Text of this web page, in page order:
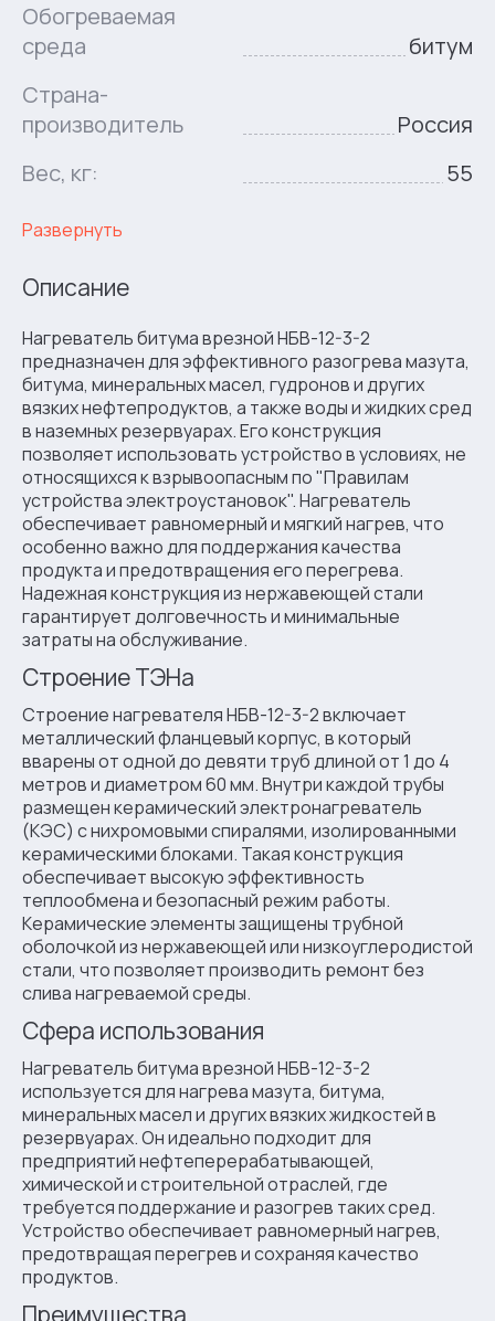
Обогреваемая
среда
битум
Страна-
производитель
Россия
Вес, кг:
55
Развернуть
Описание
Нагреватель битума врезной НБВ-12-3-2
предназначен для эффективного разогрева мазута,
битума, минеральных масел, гудронов и других
вязких нефтепродуктов, а также воды и жидких сред
в наземных резервуарах. Его конструкция
позволяет использовать устройство в условиях, не
относящихся к взрывоопасным по "Правилам
устройства электроустановок". Нагреватель
обеспечивает равномерный и мягкий нагрев, что
особенно важно для поддержания качества
продукта и предотвращения его перегрева.
Надежная конструкция из нержавеющей стали
гарантирует долговечность и минимальные
затраты на обслуживание.
Строение ТЭНа
Строение нагревателя НБВ-12-3-2 включает
металлический фланцевый корпус, в который
вварены от одной до девяти труб длиной от 1 до 4
метров и диаметром 60 мм. Внутри каждой трубы
размещен керамический электронагреватель
(КЭС) с нихромовыми спиралями, изолированными
керамическими блоками. Такая конструкция
обеспечивает высокую эффективность
теплообмена и безопасный режим работы.
Керамические элементы защищены трубной
оболочкой из нержавеющей или низкоуглеродистой
стали, что позволяет производить ремонт без
слива нагреваемой среды.
Сфера использования
Нагреватель битума врезной НБВ-12-3-2
используется для нагрева мазута, битума,
минеральных масел и других вязких жидкостей в
резервуарах. Он идеально подходит для
предприятий нефтеперерабатывающей,
химической и строительной отраслей, где
требуется поддержание и разогрев таких сред.
Устройство обеспечивает равномерный нагрев,
предотвращая перегрев и сохраняя качество
продуктов.
Преимущества